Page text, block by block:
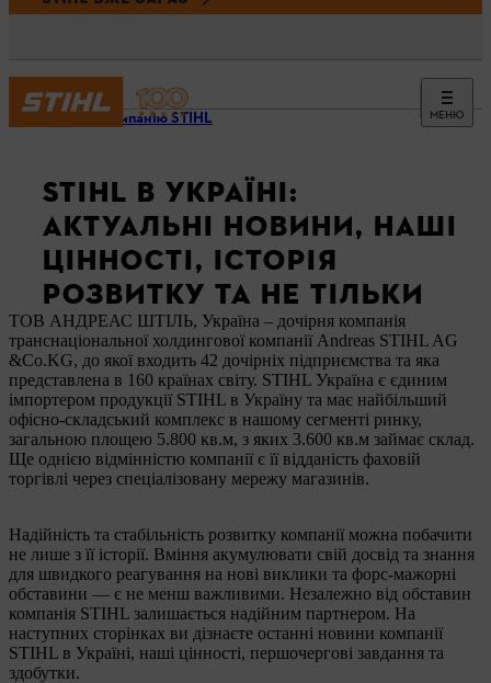
МЕНЮ
Про компанію STIHL
STIHL В УКРАЇНІ:
АКТУАЛЬНІ НОВИНИ, НАШІ
ЦІННОСТІ, ІСТОРІЯ
РОЗВИТКУ ТА НЕ ТІЛЬКИ
ТОВ АНДРЕАС ШТІЛЬ, Україна – дочірня компанія
транснаціональної холдингової компанії Andreas STIHL AG
&Co.KG, до якої входить 42 дочірніх підприємства та яка
представлена в 160 країнах світу. STIHL Україна є єдиним
імпортером продукції STIHL в Україну та має найбільший
офісно-складський комплекс в нашому сегменті ринку,
загальною площею 5.800 кв.м, з яких 3.600 кв.м займає склад.
Ще однією відмінністю компанії є її відданість фаховій
торгівлі через спеціалізовану мережу магазинів.
Надійність та стабільність розвитку компанії можна побачити
не лише з її історії. Вміння акумулювати свій досвід та знання
для швидкого реагування на нові виклики та форс-мажорні
обставини — є не менш важливими. Незалежно від обставин
компанія STIHL залишається надійним партнером. На
наступних сторінках ви дізнаєте останні новини компанії
STIHL в Україні, наші цінності, першочергові завдання та
здобутки.